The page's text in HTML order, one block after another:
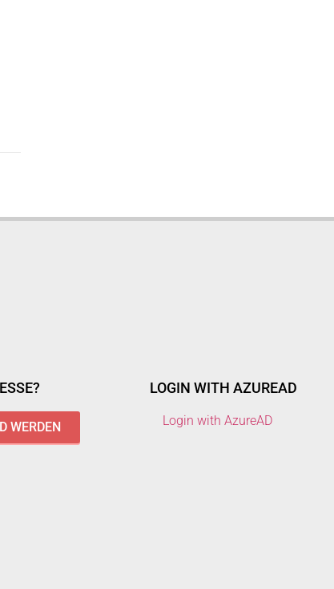
WERDEN
LOGIN WITH AZUREAD
Login with AzureAD